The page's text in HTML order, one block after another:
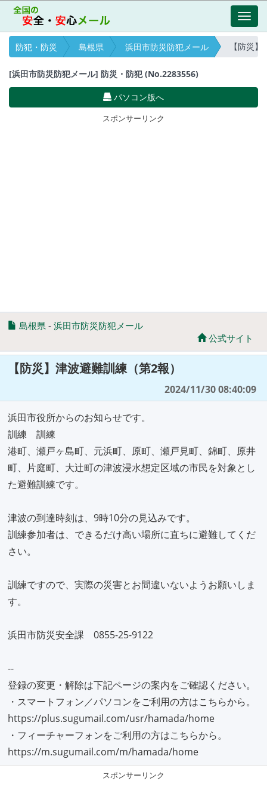
防犯・防災
島根県 浜田市防災防犯メール 【防災
[浜田市防災防犯メール] 防災・防犯 (No.2283556)
パソコン版へ
スポンサーリンク
島根県 - 浜田市防災防犯メール
公式サイト
【防災】津波避難訓練（第2報）
2024/11/30 08:40:09
浜田市役所からのお知らせです。
訓練 訓練
港町、瀬戸ヶ島町、元浜町、原町、瀬戸見町、錦町、原井
町、片庭町、大辻町の津波浸水想定区域の市民を対象とし
た避難訓練です。
津波の到達時刻は、9時10分の見込みです。
訓練参加者は、できるだけ高い場所に直ちに避難してくだ
さい。
訓練ですので、実際の災害とお間違いないようお願いしま
す。
浜田市防災安全課 0855-25-9122
--
登録の変更・解除は下記ページの案内をご確認ください。
・スマートフォン／パソコンをご利用の方はこちらから。
https://plus.sugumail.com/usr/hamada/home
・フィーチャーフォンをご利用の方はこちらから。
https://m.sugumail.com/m/hamada/home
スポンサーリンク